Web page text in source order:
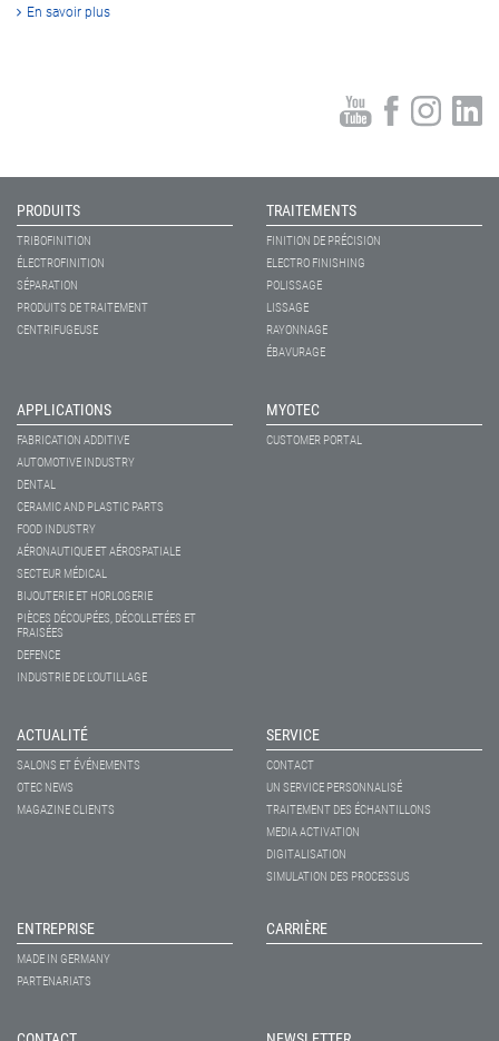
En savoir plus
PRODUITS
TRIBOFINITION
ÉLECTROFINITION
SÉPARATION
PRODUITS DE TRAITEMENT
CENTRIFUGEUSE
TRAITEMENTS
FINITION DE PRÉCISION
ELECTRO FINISHING
POLISSAGE
LISSAGE
RAYONNAGE
ÉBAVURAGE
APPLICATIONS
FABRICATION ADDITIVE
AUTOMOTIVE INDUSTRY
DENTAL
CERAMIC AND PLASTIC PARTS
FOOD INDUSTRY
AÉRONAUTIQUE ET AÉROSPATIALE
SECTEUR MÉDICAL
BIJOUTERIE ET HORLOGERIE
PIÈCES DÉCOUPÉES, DÉCOLLETÉES ET
FRAISÉES
DEFENCE
INDUSTRIE DE L'OUTILLAGE
MYOTEC
CUSTOMER PORTAL
ACTUALITÉ
SALONS ET ÉVÉNEMENTS
OTEC NEWS
MAGAZINE CLIENTS
SERVICE
CONTACT
UN SERVICE PERSONNALISÉ
TRAITEMENT DES ÉCHANTILLONS
MEDIA ACTIVATION
DIGITALISATION
SIMULATION DES PROCESSUS
ENTREPRISE
MADE IN GERMANY
PARTENARIATS
CARRIÈRE